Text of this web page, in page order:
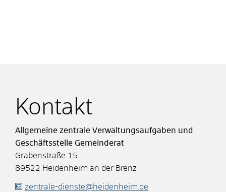
Kontakt
Allgemeine zentrale Verwaltungsaufgaben und
Geschäftsstelle Gemeinderat
Grabenstraße 15
89522 Heidenheim an der Brenz
zentrale-dienste@heidenheim.de